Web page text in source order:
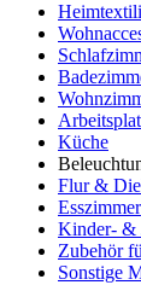
Küche
Flur &
Esszimmer
Kinder- &
Zubehör
Sonstige